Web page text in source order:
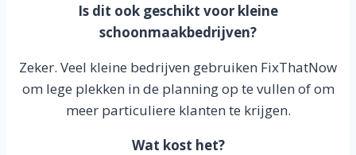
Is dit ook geschikt voor kleine
schoonmaakbedrijven?
Zeker. Veel kleine bedrijven gebruiken FixThatNow
om lege plekken in de planning op te vullen of om
meer particuliere klanten te krijgen.
Wat kost het?